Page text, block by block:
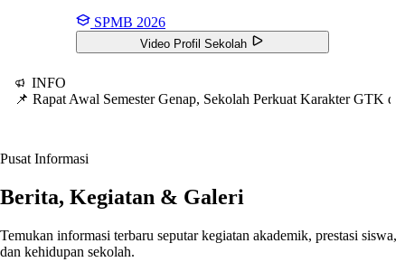
SPMB 2026
Video Profil Sekolah
INFO
📌 Rapat Awal Semester Genap, Sekolah Perkuat Karakter GTK
Pusat Informasi
Berita, Kegiatan & Galeri
Temukan informasi terbaru seputar kegiatan akademik, prestasi siswa,
dan kehidupan sekolah.